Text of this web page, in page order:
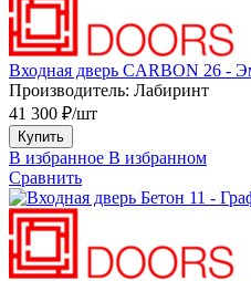
Входная дверь CARBON 26 -
Производитель: Лабиринт
41 300 ₽/шт
Купить
В избранное В избранном
Сравнить